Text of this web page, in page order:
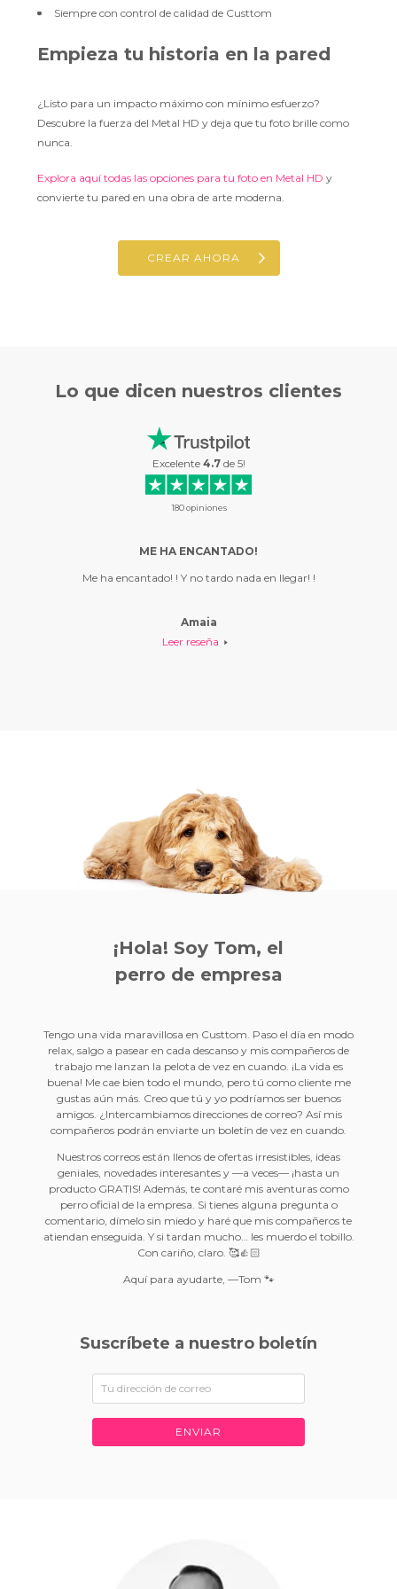
Siempre con control de calidad de Custtom
Empieza tu historia en la pared
¿Listo para un impacto máximo con mínimo esfuerzo?
Descubre la fuerza del Metal HD y deja que tu foto brille como
nunca.
Explora aquí todas las opciones para tu foto en Metal HD y
convierte tu pared en una obra de arte moderna.
CREAR AHORA
Lo que dicen nuestros clientes
Excelente 4.7 de 5!
180 opiniones
ME HA ENCANTADO!
Me ha encantado! ! Y no tardo nada en llegar! !
Amaia
Leer reseña
¡Hola! Soy Tom, el
perro de empresa
Tengo una vida maravillosa en Custtom. Paso el día en modo
relax, salgo a pasear en cada descanso y mis compañeros de
trabajo me lanzan la pelota de vez en cuando. ¡La vida es
buena! Me cae bien todo el mundo, pero tú como cliente me
gustas aún más. Creo que tú y yo podríamos ser buenos
amigos. ¿Intercambiamos direcciones de correo? Así mis
compañeros podrán enviarte un boletín de vez en cuando.
Nuestros correos están llenos de ofertas irresistibles, ideas
geniales, novedades interesantes y —a veces— ¡hasta un
producto GRATIS! Además, te contaré mis aventuras como
perro oficial de la empresa. Si tienes alguna pregunta o
comentario, dímelo sin miedo y haré que mis compañeros te
atiendan enseguida. Y si tardan mucho… les muerdo el tobillo.
Con cariño, claro. 🥰👍🏻
Aquí para ayudarte, —Tom 🐾
Suscríbete a nuestro boletín
ENVIAR